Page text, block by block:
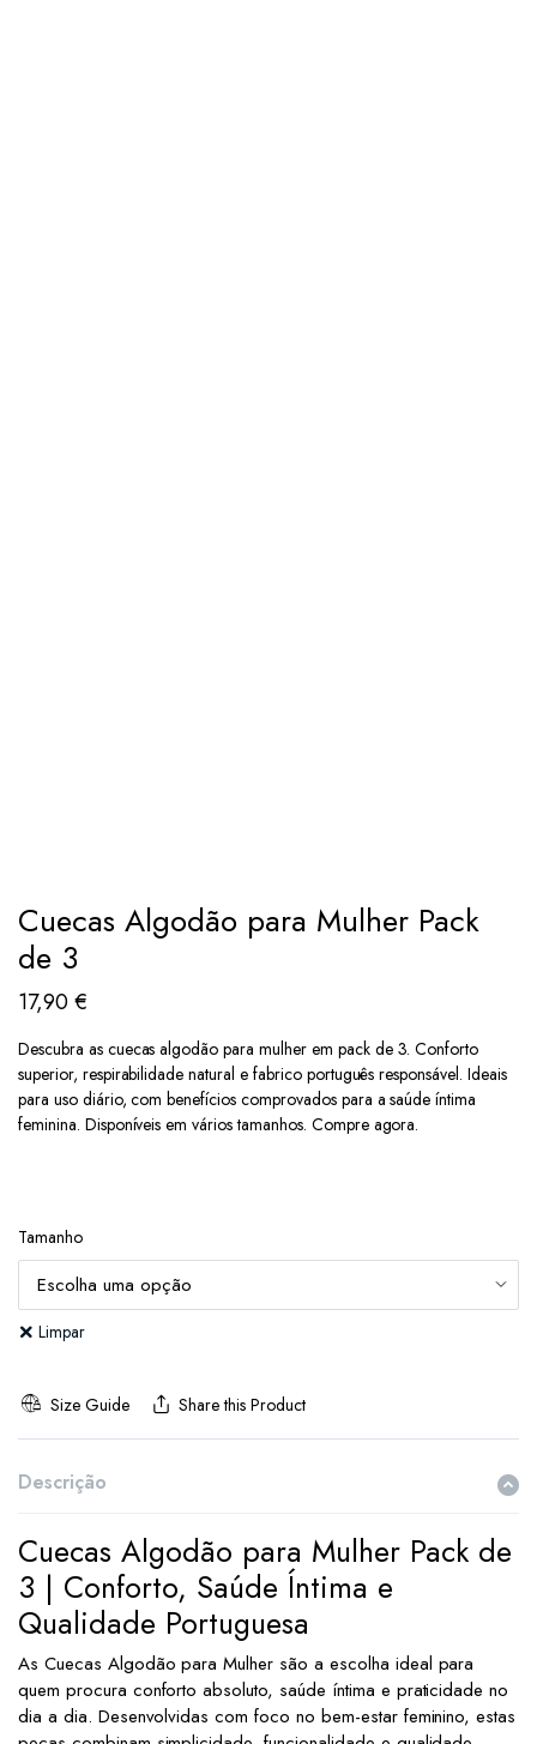
Cuecas Algodão para Mulher Pack
de 3
17,90€
Descubra as cuecas algodão para mulher em pack de 3. Conforto
superior, respirabilidade natural e fabrico português responsável. Ideais
para uso diário, com benefícios comprovados para a saúde íntima
feminina. Disponíveis em vários tamanhos. Compre agora.
Tamanho
Limpar
Size Guide Share this Product
Descrição
Cuecas Algodão para Mulher Pack de
3 | Conforto, Saúde Íntima e
Qualidade Portuguesa
As Cuecas Algodão para Mulher são a escolha ideal para
quem procura conforto absoluto, saúde íntima e praticidade no
dia a dia. Desenvolvidas com foco no bem-estar feminino, estas